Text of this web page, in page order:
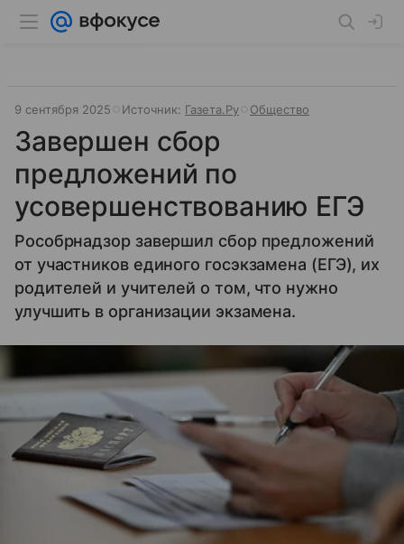
9 сентября 2025 Источник: Газета.Ру Общество
Завершен сбор
предложений по
усовершенствованию ЕГЭ
Рособрнадзор завершил сбор предложений
от участников единого госэкзамена (ЕГЭ), их
родителей и учителей о том, что нужно
улучшить в организации экзамена.